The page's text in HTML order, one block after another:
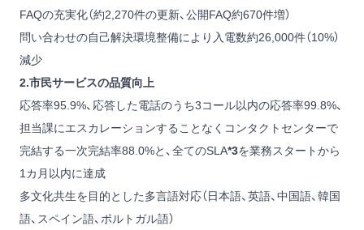
FAQの充実化（約2,270件の更新、公開FAQ約670件増）
問い合わせの自己解決環境整備により入電数約26,000件（10%）
減少
2.市民サービスの品質向上
応答率95.9%、応答した電話のうち3コール以内の応答率99.8%、
担当課にエスカレーションすることなくコンタクトセンターで
完結する一次完結率88.0%と、全てのSLA*3を業務スタートから
1カ月以内に達成
多文化共生を目的とした多言語対応（日本語、英語、中国語、韓国
語、スペイン語、ポルトガル語）